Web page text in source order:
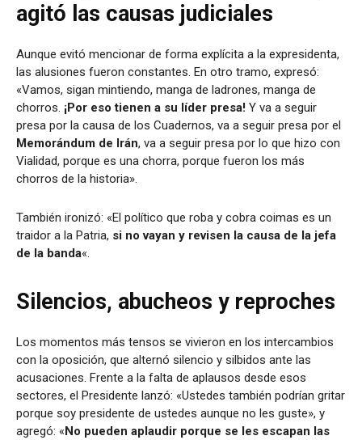
agitó las causas judiciales
Aunque evitó mencionar de forma explícita a la expresidenta,
las alusiones fueron constantes. En otro tramo, expresó:
«Vamos, sigan mintiendo, manga de ladrones, manga de
chorros. ¡Por eso tienen a su líder presa! Y va a seguir
presa por la causa de los Cuadernos, va a seguir presa por el
Memorándum de Irán, va a seguir presa por lo que hizo con
Vialidad, porque es una chorra, porque fueron los más
chorros de la historia».
También ironizó: «El político que roba y cobra coimas es un
traidor a la Patria, si no vayan y revisen la causa de la jefa
de la banda«.
Silencios, abucheos y reproches
Los momentos más tensos se vivieron en los intercambios
con la oposición, que alternó silencio y silbidos ante las
acusaciones. Frente a la falta de aplausos desde esos
sectores, el Presidente lanzó: «Ustedes también podrían gritar
porque soy presidente de ustedes aunque no les guste», y
agregó: «No pueden aplaudir porque se les escapan las